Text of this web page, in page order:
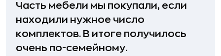
Часть мебели мы покупали, если
находили нужное число
комплектов. В итоге получилось
очень по-семейному.